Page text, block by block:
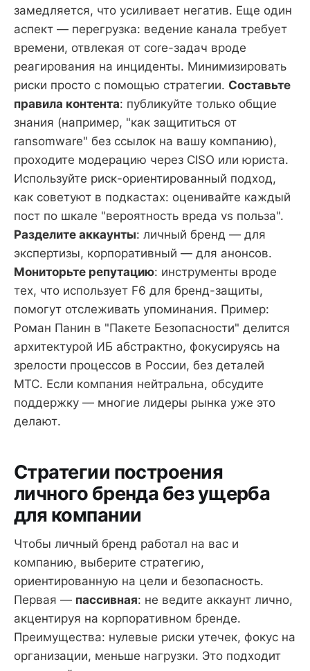
замедляется, что усиливает негатив. Еще один
аспект — перегрузка: ведение канала требует
времени, отвлекая от core-задач вроде
реагирования на инциденты. Минимизировать
риски просто с помощью стратегии. Составьте
правила контента: публикуйте только общие
знания (например, "как защититься от
ransomware" без ссылок на вашу компанию),
проходите модерацию через CISO или юриста.
Используйте риск-ориентированный подход,
как советуют в подкастах: оценивайте каждый
пост по шкале "вероятность вреда vs польза".
Разделите аккаунты: личный бренд — для
экспертизы, корпоративный — для анонсов.
Мониторьте репутацию: инструменты вроде
тех, что использует F6 для бренд-защиты,
помогут отслеживать упоминания. Пример:
Роман Панин в "Пакете Безопасности" делится
архитектурой ИБ абстрактно, фокусируясь на
зрелости процессов в России, без деталей
МТС. Если компания нейтральна, обсудите
поддержку — многие лидеры рынка уже это
делают.
Стратегии построения
личного бренда без ущерба
для компании
Чтобы личный бренд работал на вас и
компанию, выберите стратегию,
ориентированную на цели и безопасность.
Первая — пассивная: не ведите аккаунт лично,
акцентируя на корпоративном бренде.
Преимущества: нулевые риски утечек, фокус на
организации, меньше нагрузки. Это подходит